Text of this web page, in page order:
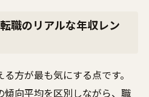
職のリアルな年収レン
方が最も気にする点です。
傾向平均を区別しながら、職